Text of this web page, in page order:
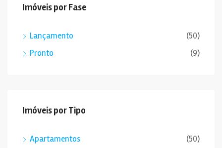
Imóveis por Fase
Lançamento
(50)
Pronto
(9)
Imóveis por Tipo
Apartamentos
(50)